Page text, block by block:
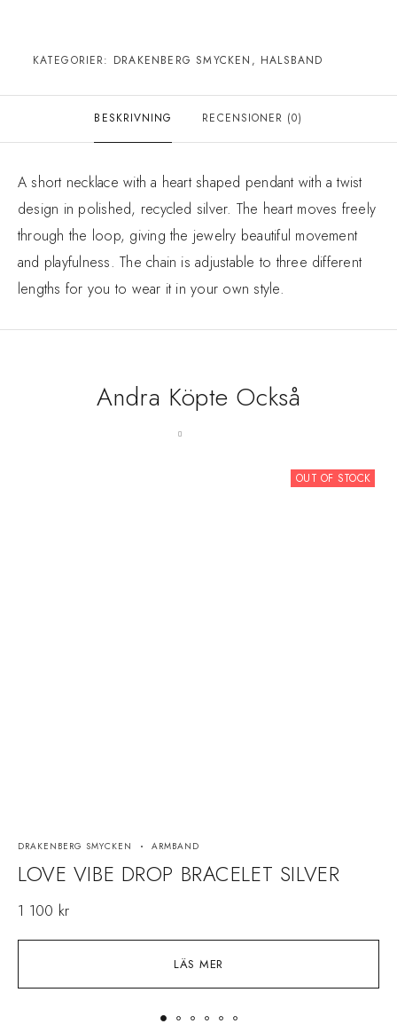
KATEGORIER: DRAKENBERG SMYCKEN , HALSBAND
BESKRIVNING RECENSIONER (0)
A short necklace with a heart shaped pendant with a twist
design in polished, recycled silver. The heart moves freely
through the loop, giving the jewelry beautiful movement
and playfulness. The chain is adjustable to three different
lengths for you to wear it in your own style.
Andra Köpte Också
OUT OF STOCK
LÄS MER
DRAKENBERG SMYCKEN ARMBAND
LOVE VIBE DROP BRACELET SILVER
1 100 kr